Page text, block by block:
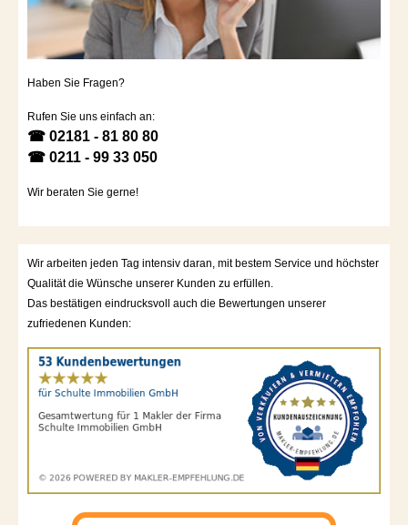
Haben Sie Fragen?
Rufen Sie uns einfach an:
☎ 02181 - 81 80 80
☎ 0211 - 99 33 050
Wir beraten Sie gerne!
Wir arbeiten jeden Tag intensiv daran, mit bestem Service und höchster
Qualität die Wünsche unserer Kunden zu erfüllen.
Das bestätigen eindrucksvoll auch die Bewertungen unserer
zufriedenen Kunden: